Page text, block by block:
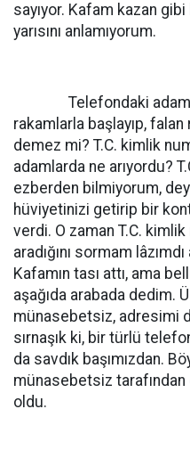
sayıyor. Kafam kazan gibi
yarısını anlamıyorum.
Telefondaki
rakamlarla başlayıp,
demez mi? T.C. kimlik
adamlarda ne arıyordu?
ezberden bilmiyorum,
hüviyetinizi getirip bir
verdi. O zaman T.C.
aradığını sormam
Kafamın tası attı, ama
aşağıda arabada dedim.
münasebetsiz, adresimi
sırnaşık ki, bir türlü
da savdık başımızdan.
münasebetsiz
oldu.